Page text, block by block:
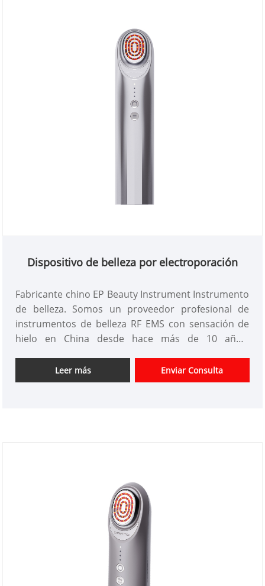
Dispositivo de belleza por electroporación
Fabricante chino EP Beauty Instrument Instrumento
de belleza. Somos un proveedor profesional de
instrumentos de belleza RF EMS con sensación de
hielo en China desde hace más de 10 años.
personalizados, tenemos una buena ventaja de
precio y ofrecemos servicios de diseño. mercados.
Leer más Enviar Consulta